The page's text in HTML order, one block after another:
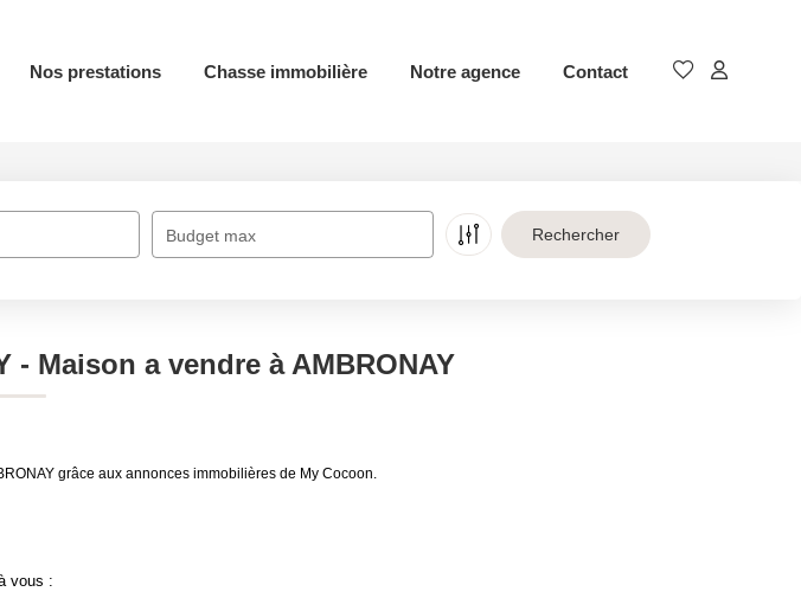
Nos prestations Chasse immobilière Notre agence Contact
Budget max
- Maison a vendre à AMBRONAY
grâce aux annonces immobilières de My Cocoon.
vous :